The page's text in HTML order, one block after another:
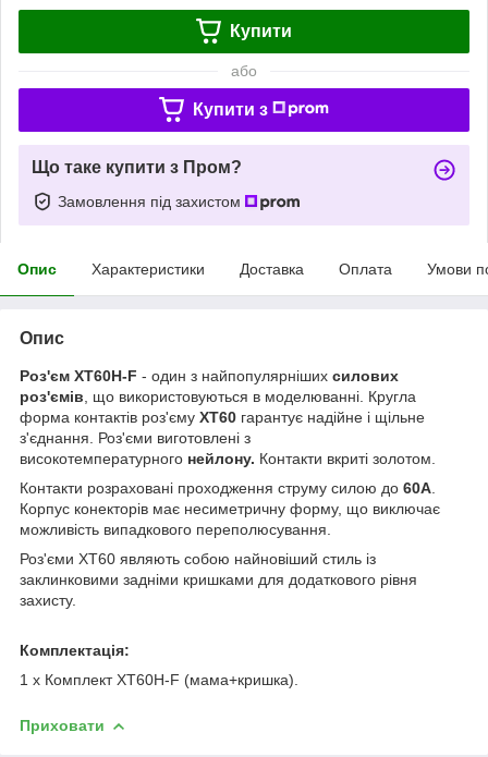
Купити
або
Купити з
Що таке купити з Пром?
Замовлення під захистом
Опис Характеристики Доставка Оплата Умови
Опис
Роз'єм XT60H-F - один з найпопулярніших силових
роз'ємів , що використовуються в моделюванні. Кругла
форма контактів роз'єму XT60 гарантує надійне і щільне
з'єднання. Роз'єми виготовлені з
високотемпературного нейлону. Контакти вкриті золотом.
Контакти розраховані проходження струму силою до 60А
Корпус конекторів має несиметричну форму, що виключає
можливість випадкового переполюсування.
Роз'єми XT60 являють собою найновіший стиль із
заклинковими задніми кришками для додаткового рівня
захисту.
Комплектація:
1 x Комплект XT60H-F (мама+кришка).
Приховати